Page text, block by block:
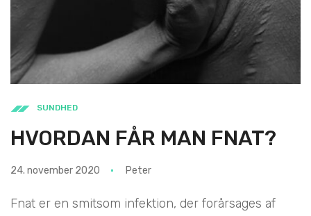
SUNDHED
HVORDAN FÅR MAN FNAT?
24. november 2020 Peter
Fnat er en smitsom infektion, der forårsages af